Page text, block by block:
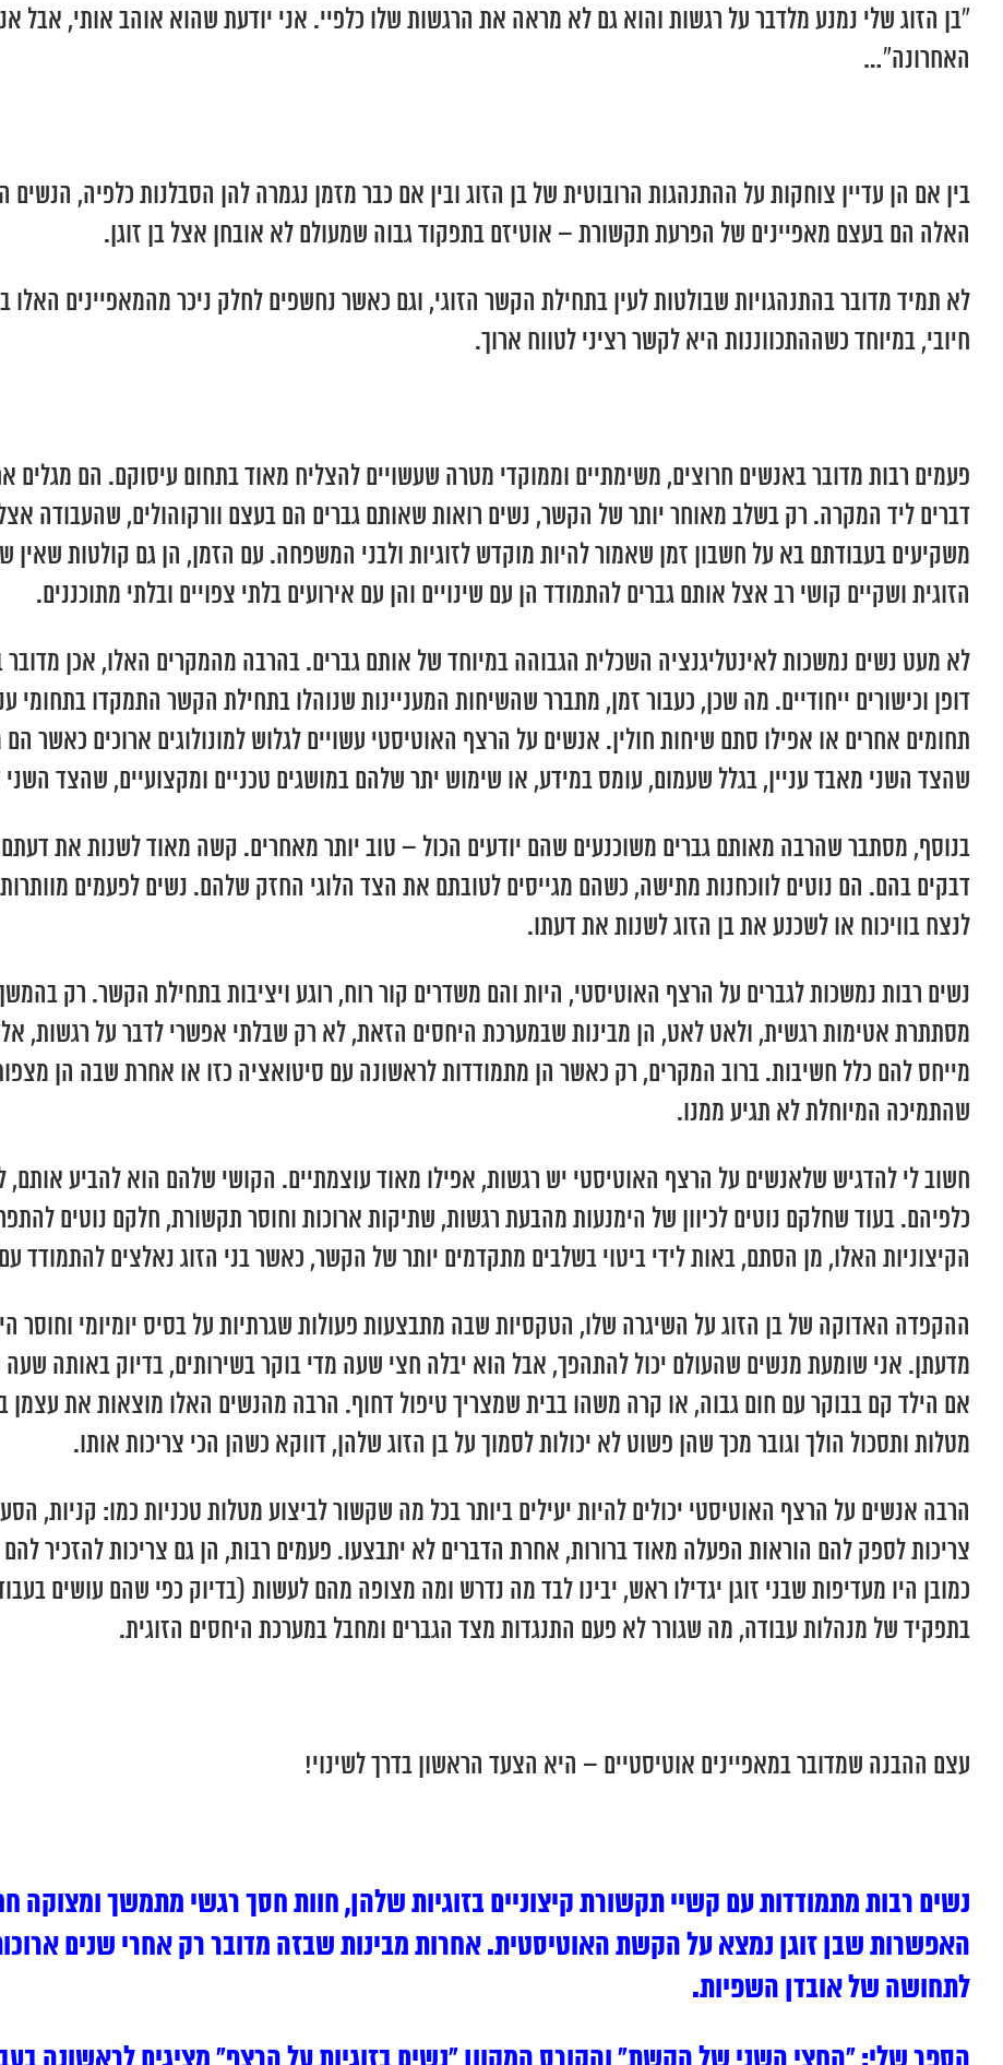
“בן הזוג שלי נמנע מלדבר על רגשות והוא גם לא מראה את הרגשות שלו כלפיי. אני יודעת שהוא אוהב אותי, אבל
האחרונה”…
בין אם הן עדיין צוחקות על ההתנהגות הרובוטית של בן הזוג ובין אם כבר מזמן נגמרה להן הסבלנות כלפיה,
האלה הם בעצם מאפיינים של הפרעת תקשורת – אוטיזם בתפקוד גבוה שמעולם לא אובחן אצל בן זוגן.
לא תמיד מדובר בהתנהגויות שבולטות לעין בתחילת הקשר הזוגי, וגם כאשר נחשפים לחלק ניכר מהמאפיינים האלו
חיובי, במיוחד כשההתכווננות היא לקשר רציני לטווח ארוך.
פעמים רבות מדובר באנשים חרוצים, משימתיים וממוקדי מטרה שעשויים להצליח מאוד בתחום עיסוקם. הם מגלים
דברים ליד המקרה. רק בשלב מאוחר יותר של הקשר, נשים רואות שאותם גברים הם בעצם וורקוהולים, שהעבודה
משקיעים בעבודתם בא על חשבון זמן שאמור להיות מוקדש לזוגיות ולבני המשפחה. עם הזמן, הן גם קולטות שאין
הזוגית ושקיים קושי רב אצל אותם גברים להתמודד הן עם שינויים והן עם אירועים בלתי צפויים ובלתי מתוכננים.
לא מעט נשים נמשכות לאינטליגנציה השכלית הגבוהה במיוחד של אותם גברים. בהרבה מהמקרים האלו, אכן מדובר
דופן וכישורים ייחודיים. מה שכן, כעבור זמן, מתברר שהשיחות המעניינות שנוהלו בתחילת הקשר התמקדו בתחומי
תחומים אחרים או אפילו סתם שיחות חולין. אנשים על הרצף האוטיסטי עשויים לגלוש למונולוגים ארוכים כאשר
שהצד השני מאבד עניין, בגלל שעמום, עומס במידע, או שימוש יתר שלהם במושגים טכניים ומקצועיים, שהצד השני
בנוסף, מסתבר שהרבה מאותם גברים משוכנעים שהם יודעים הכול – טוב יותר מאחרים. קשה מאוד לשנות את
דבקים בהם. הם נוטים לווכחנות מתישה, כשהם מגייסים לטובתם את הצד הלוגי החזק שלהם. נשים לפעמים
לנצח בוויכוח או לשכנע את בן הזוג לשנות את דעתו.
נשים רבות נמשכות לגברים על הרצף האוטיסטי, היות והם משדרים קור רוח, רוגע ויציבות בתחילת הקשר. רק
מסתתרת אטימות רגשית, ולאט לאט, הן מבינות שבמערכת היחסים הזאת, לא רק שבלתי אפשרי לדבר על רגשות,
מייחס להם כלל חשיבות. ברוב המקרים, רק כאשר הן מתמודדות לראשונה עם סיטואציה כזו או אחרת שבה הן
שהתמיכה המיוחלת לא תגיע ממנו.
חשוב לי להדגיש שלאנשים על הרצף האוטיסטי יש רגשות, אפילו מאוד עוצמתיים. הקושי שלהם הוא להביע אותם,
כלפיהם. בעוד שחלקם נוטים לכיוון של הימנעות מהבעת רגשות, שתיקות ארוכות וחוסר תקשורת, חלקם נוטים
הקיצוניות האלו, מן הסתם, באות לידי ביטוי בשלבים מתקדמים יותר של הקשר, כאשר בני הזוג נאלצים להתמודד
ההקפדה האדוקה של בן הזוג על השיגרה שלו, הטקסיות שבה מתבצעות פעולות שגרתיות על בסיס יומיומי וחוסר
מדעתן. אני שומעת מנשים שהעולם יכול להתהפך, אבל הוא יבלה חצי שעה מדי בוקר בשירותים, בדיוק באותה שעה
אם הילד קם בבוקר עם חום גבוה, או קרה משהו בבית שמצריך טיפול דחוף. הרבה מהנשים האלו מוצאות את עצמן
מטלות ותסכול הולך וגובר מכך שהן פשוט לא יכולות לסמוך על בן הזוג שלהן, דווקא כשהן הכי צריכות אותו.
הרבה אנשים על הרצף האוטיסטי יכולים להיות יעילים ביותר בכל מה שקשור לביצוע מטלות טכניות כמו: קניות,
צריכות לספק להם הוראות הפעלה מאוד ברורות, אחרת הדברים לא יתבצעו. פעמים רבות, הן גם צריכות להזכיר
כמובן היו מעדיפות שבני זוגן יגדילו ראש, יבינו לבד מה נדרש ומה מצופה מהם לעשות (בדיוק כפי שהם עושים
בתפקיד של מנהלות עבודה, מה שגורר לא פעם התנגדות מצד הגברים ומחבל במערכת היחסים הזוגית.
עצם ההבנה שמדובר במאפיינים אוטיסטיים – היא הצעד הראשון בדרך לשינוי!
נשים רבות מתמודדות עם קשיי תקשורת קיצוניים בזוגיות שלהן, חוות חסך רגשי מתמשך ומצוקה
האפשרות שבן זוגן נמצא על הקשת האוטיסטית. אחרות מבינות שבזה מדובר רק אחרי שנים
לתחושה של אובדן השפיות.